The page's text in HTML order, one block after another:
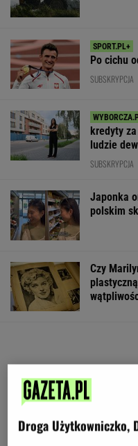
Po cichu
SUBSKRYPCJA
kredyty
ludzie
SUBSKRYPCJA
Japonka
polskim
Czy
Droga Użytkowniczko,